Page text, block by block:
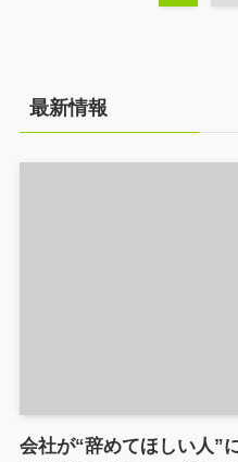
最新情報
会社が“辞めてほしい人”